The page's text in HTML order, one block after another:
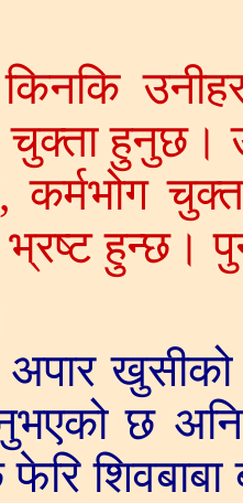
चुक्ता हुनुछ।
कर्मभोग
हुन्छ।
खुसीको
छ अनि
फेरि